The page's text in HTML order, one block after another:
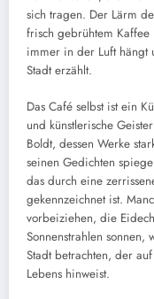
sich tragen. Der Lärm
frisch gebrühtem
immer in der Luft hängt
Stadt erzählt.
Das Café selbst ist ein
und künstlerische
Boldt, dessen Werke
seinen Gedichten
das durch eine
gekennzeichnet ist.
vorbeiziehen, die
Sonnenstrahlen
Stadt betrachten, der
Lebens hinweist.